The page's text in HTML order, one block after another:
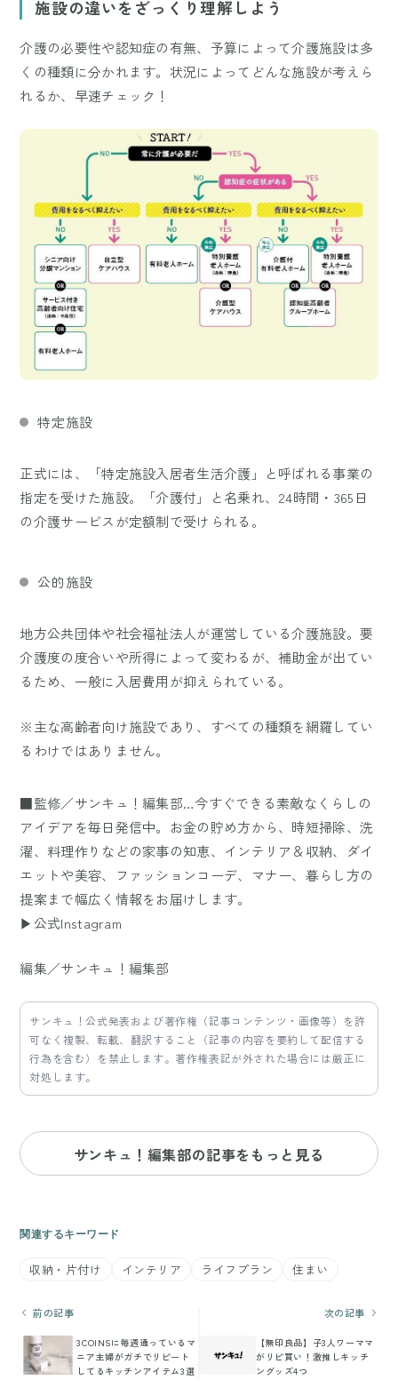
施設の違いをざっくり理解しよう
介護の必要性や認知症の有無、予算によって介護施設は多
くの種類に分かれます。状況によってどんな施設が考えら
れるか、早速チェック！
特定施設
正式には、「特定施設入居者生活介護」と呼ばれる事業の
指定を受けた施設。「介護付」と名乗れ、24時間・365日
の介護サービスが定額制で受けられる。
公的施設
地方公共団体や社会福祉法人が運営している介護施設。要
介護度の度合いや所得によって変わるが、補助金が出てい
るため、一般に入居費用が抑えられている。
※主な高齢者向け施設であり、すべての種類を網羅してい
るわけではありません。
■監修／サンキュ！編集部…今すぐできる素敵なくらしの
アイデアを毎日発信中。お金の貯め方から、時短掃除、洗
濯、料理作りなどの家事の知恵、インテリア＆収納、ダイ
エットや美容、ファッションコーデ、マナー、暮らし方の
提案まで幅広く情報をお届けします。
▶公式Instagram
編集／サンキュ！編集部
サンキュ！公式発表および著作権（記事コンテンツ・画像等）を許
可なく複製、転載、翻訳すること（記事の内容を要約して配信する
行為を含む）を禁止します。著作権表記が外された場合には厳正に
対処します。
サンキュ！編集部の記事をもっと見る
関連するキーワード
収納・片付け インテリア ライフプラン 住まい
前の記事
3COINSに毎週通っているマ
ニア主婦がガチでリピート
してるキッチンアイテム3選
次の記事
【無印良品】子3人ワーママ
がリピ買い！激推しキッチ
ングッズ4つ